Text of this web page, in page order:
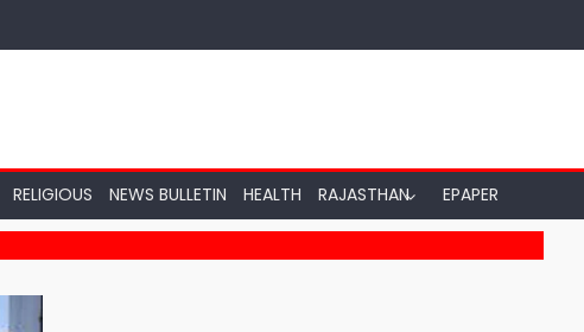
RELIGIOUS NEWS BULLETIN HEALTH RAJASTHAN EPAPER